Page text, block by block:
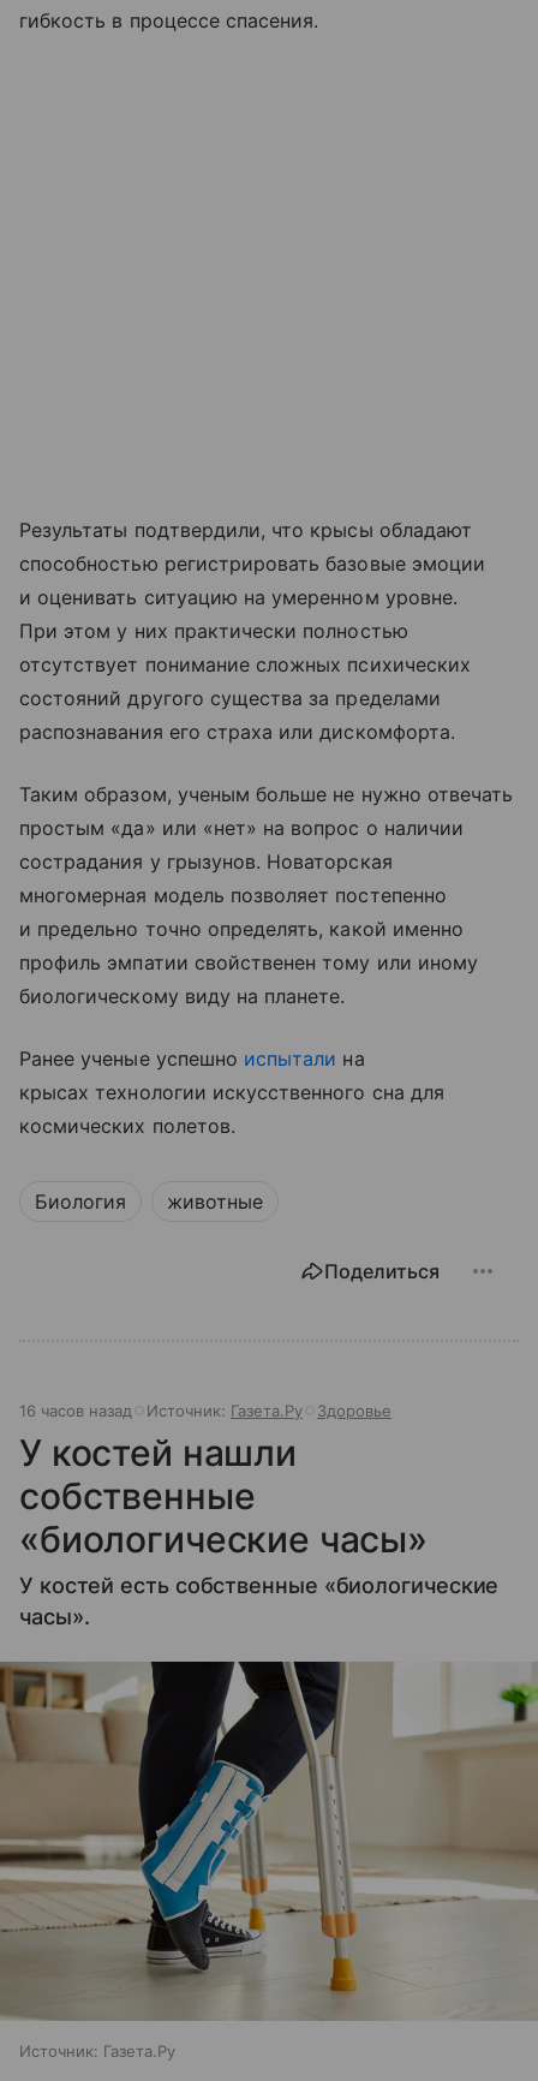
гибкость в процессе спасения.
Результаты подтвердили, что крысы обладают
способностью регистрировать базовые эмоции
и оценивать ситуацию на умеренном уровне.
При этом у них практически полностью
отсутствует понимание сложных психических
состояний другого существа за пределами
распознавания его страха или дискомфорта.
Таким образом, ученым больше не нужно отвечать
простым «да» или «нет» на вопрос о наличии
сострадания у грызунов. Новаторская
многомерная модель позволяет постепенно
и предельно точно определять, какой именно
профиль эмпатии свойственен тому или иному
биологическому виду на планете.
Ранее ученые успешно испытали на
крысах технологии искусственного сна для
космических полетов.
Биология животные
Поделиться
16 часов назад Источник: Газета.Ру Здоровье
У костей нашли
собственные
«биологические часы»
У костей есть собственные «биологические
часы».
Источник: Газета.Ру